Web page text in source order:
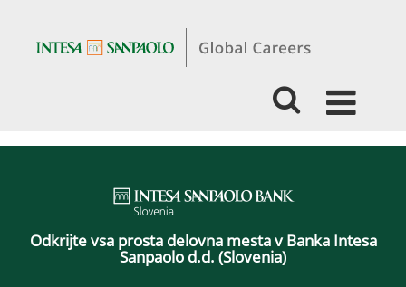
Jobs
Odkrijte vsa prosta delovna mesta v Banka Intesa
Sanpaolo d.d. (Slovenia)